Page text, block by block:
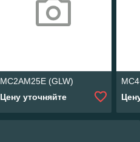
MC2AM25E (GLW)
Цену уточняйте